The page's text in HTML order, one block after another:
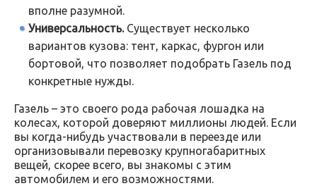
вполне разумной.
Универсальность. Существует несколько
вариантов кузова: тент, каркас, фургон или
бортовой, что позволяет подобрать Газель под
конкретные нужды.
Газель – это своего рода рабочая лошадка на
колесах, которой доверяют миллионы людей. Если
вы когда-нибудь участвовали в переезде или
организовывали перевозку крупногабаритных
вещей, скорее всего, вы знакомы с этим
автомобилем и его возможностями.